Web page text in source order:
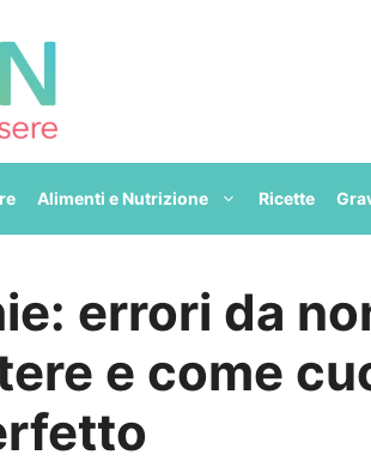
Alimenti e Nutrizione Ricette
errori da
e come